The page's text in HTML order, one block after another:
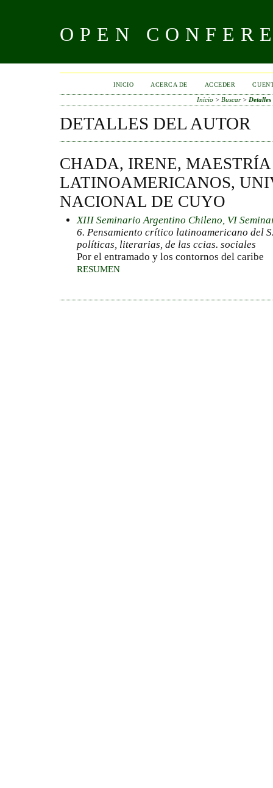
OPEN
INICIO ACERCA DE ACCEDER
Inicio > Buscar>
DETALLES DEL AUTOR
CHADA, IRENE,
LATINOAMERICANOS,
NACIONAL DE CUYO
XIII Seminario Argentino Chileno, VI
6. Pensamiento crítico latinoamericano del
políticas, literarias, de las ccias. sociales
Por el entramado y los contornos del caribe
RESUMEN